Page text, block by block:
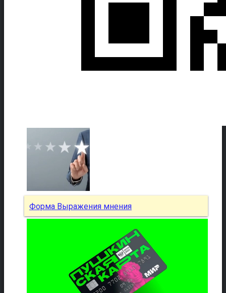
Форма Выражения мнения